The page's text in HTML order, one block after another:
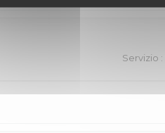
Servizio :